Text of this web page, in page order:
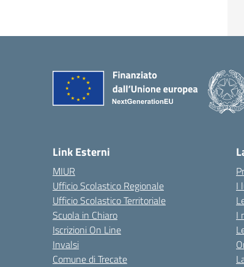
Link Esterni
MIUR
Ufficio Scolastico Regionale
Ufficio Scolastico Territoriale
Scuola in Chiaro
Iscrizioni On Line
Invalsi
Comune di Trecate
I
I